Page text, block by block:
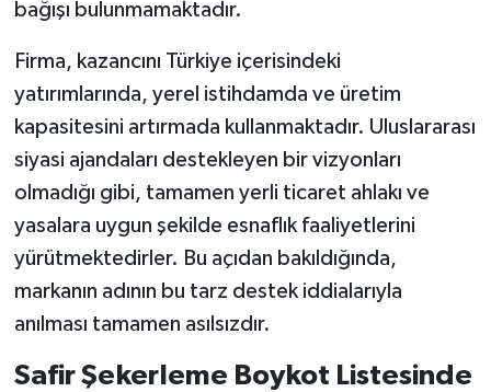
bağışı bulunmamaktadır.
Firma, kazancını Türkiye içerisindeki
yatırımlarında, yerel istihdamda ve üretim
kapasitesini artırmada kullanmaktadır. Uluslararası
siyasi ajandaları destekleyen bir vizyonları
olmadığı gibi, tamamen yerli ticaret ahlakı ve
yasalara uygun şekilde esnaflık faaliyetlerini
yürütmektedirler. Bu açıdan bakıldığında,
markanın adının bu tarz destek iddialarıyla
anılması tamamen asılsızdır.
Safir Şekerleme Boykot Listesinde